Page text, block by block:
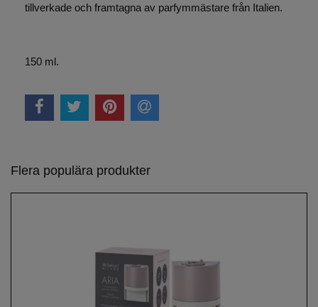
tillverkade och framtagna av parfymmästare från Italien.
150 ml.
Flera populära produkter